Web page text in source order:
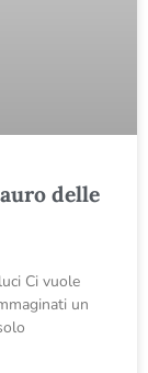
delle
Ci vuole
un